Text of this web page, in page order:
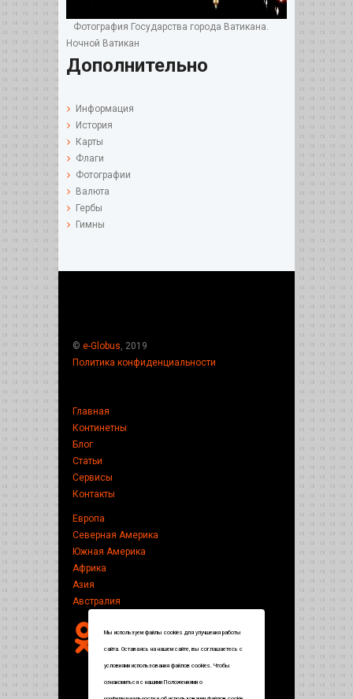
Фотография Государства города Ватикана.
Ночной Ватикан
Дополнительно
Информация
История
Карты
Флаги
Фотографии
Валюта
Гербы
Гимны
© e-Globus , 2019
Политика конфиденциальности
Главная
Континетны
Блог
Статьи
Сервисы
Контакты
Европа
Северная Америка
Южная Америка
Африка
Азия
Австралия
Мы используем файлы cookies для улучшения работы
сайта. Оставаясь на нашем сайте, вы соглашаетесь с
условиями использования файлов cookies. Чтобы
ознакомиться с нашими Положениями о